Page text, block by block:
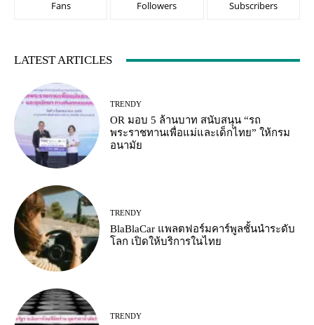
Fans Followers Subscribers
LATEST ARTICLES
TRENDY
OR มอบ 5 ล้านบาท สนับสนุน “รถ
พระราชทานเพื่อแม่และเด็กไทย” ให้กรม
อนามัย
TRENDY
BlaBlaCar แพลตฟอร์มคาร์พูลชั้นนำระดับ
โลก เปิดให้บริการในไทย
TRENDY